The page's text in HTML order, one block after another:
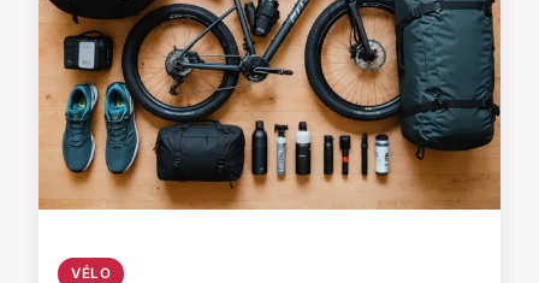
VÉLO